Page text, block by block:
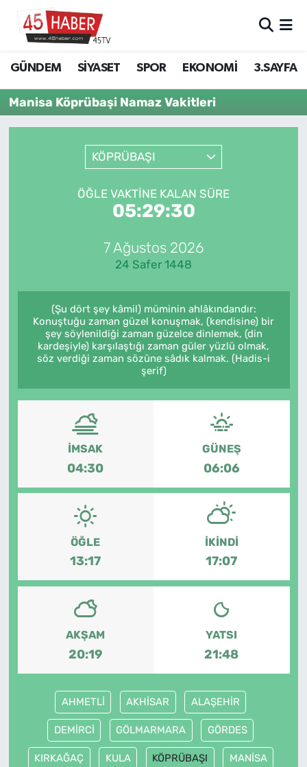
GÜNDEM SİYASET SPOR EKONOMİ 3.SAYFA
Manisa Köprübaşi Namaz Vakitleri
KÖPRÜBAŞI
ÖĞLE VAKTINE KALAN SÜRE
05:29:30
7 Ağustos 2026
24 Safer 1448
(Şu dört şey kâmil) müminin ahlâkındandır:
Konuştuğu zaman güzel konuşmak, (kendisine) bir
şey söylenildiği zaman güzelce dinlemek, (din
kardeşiyle) karşılaştığı zaman güler yüzlü olmak,
söz verdiği zaman sözüne sâdık kalmak. (Hadis-i
şerif)
İMSAK
04:30
GÜNEŞ
06:06
ÖĞLE
13:17
İKINDI
17:07
AKŞAM
20:19
YATSI
21:48
AHMETLİ AKHİSAR ALAŞEHİR
DEMİRCİ GÖLMARMARA GÖRDES
KIRKAĞAÇ KULA KÖPRÜBAŞI MANİSA
SİYASET
3.SAYFA
MAGAZİN
Manisa Hava Durumu
Manisa Trafik Yoğunluk Haritası
Süper Lig Puan Durumu ve Fikstür
Son Dakika Haberleri